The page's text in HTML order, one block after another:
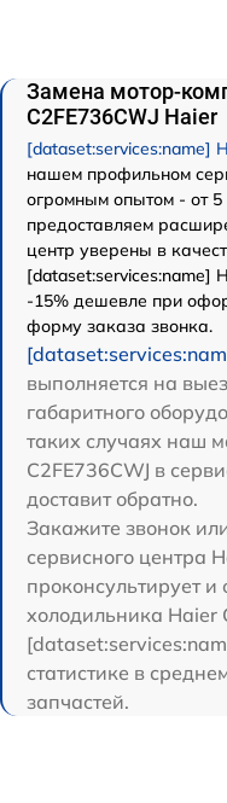
Замена мотор-
C2FE736CWJ Haier
[dataset:services:name]
нашем профильном
огромным опытом - от 5
предоставляем
центр уверены в
[dataset:services:name]
-15% дешевле при
форму заказа звонка.
выполняется на
габаритного
таких случаях наш
C2FE736CWJ в
доставит обратно.
Закажите звонок
сервисного центра
проконсультирует и
холодильника Haier
статистике в
запчастей.